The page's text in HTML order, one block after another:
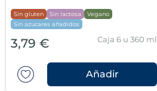
Sin gluten Sin lactosa
Vegano
Sin azucares añadidos
3,79 € Caja 6 u 360 ml
Añadir